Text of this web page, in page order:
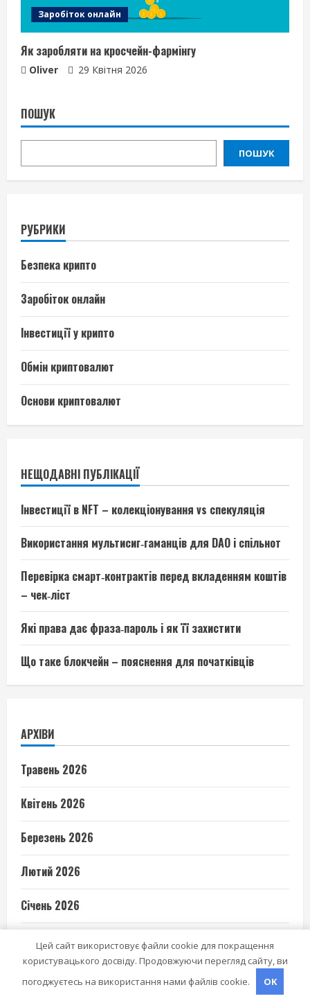
Заробіток онлайн
Як заробляти на кросчейн-фармінгу
Oliver 29 Квітня 2026
ПОШУК
ПОШУК
РУБРИКИ
Безпека крипто
Заробіток онлайн
Інвестиції у крипто
Обмін криптовалют
Основи криптовалют
НЕЩОДАВНІ ПУБЛІКАЦІЇ
Інвестиції в NFT – колекціонування vs спекуляція
Використання мультисиг‑гаманців для DAO і спільнот
Перевірка смарт‑контрактів перед вкладенням коштів
– чек‑ліст
Які права дає фраза‑пароль і як її захистити
Що таке блокчейн – пояснення для початківців
АРХІВИ
Травень 2026
Квітень 2026
Березень 2026
Лютий 2026
Січень 2026
Грудень 2025
Цей сайт використовує файли cookie для покращення
користувацького досвіду. Продовжуючи перегляд сайту, ви
погоджуєтесь на використання нами файлів cookie.
OK